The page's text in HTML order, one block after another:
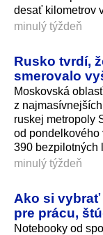
desať kilometrov
minulý týždeň
Rusko tvrdí,
smerovalo
Moskovská
z
ruskej metropoly
od pondelkového
390 bezpilotných
minulý týždeň
Ako si vybrať
pre prácu,
Notebooky od